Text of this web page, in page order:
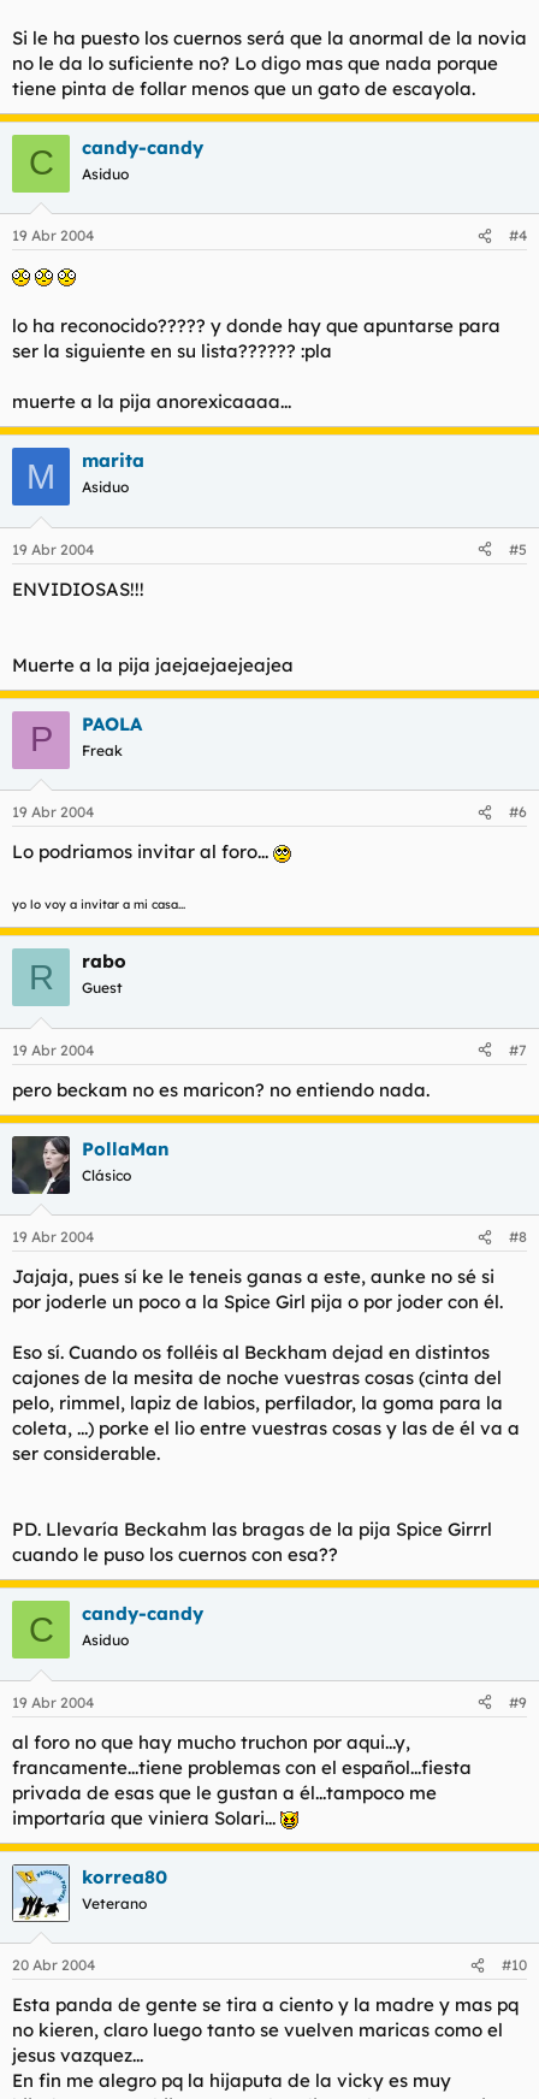
Si le ha puesto los cuernos será que la anormal de la novia
no le da lo suficiente no? Lo digo mas que nada porque
tiene pinta de follar menos que un gato de escayola.
C candy-candy
Asiduo
19 Abr 2004 #4
lo ha reconocido????? y donde hay que apuntarse para
ser la siguiente en su lista?????? :pla
muerte a la pija anorexicaaaa...
M marita
Asiduo
19 Abr 2004 #5
ENVIDIOSAS!!!
Muerte a la pija jaejaejaejeajea
P PAOLA
Freak
19 Abr 2004 #6
Lo podriamos invitar al foro...
yo lo voy a invitar a mi casa...
R rabo
Guest
19 Abr 2004 #7
pero beckam no es maricon? no entiendo nada.
PollaMan
Clásico
19 Abr 2004 #8
Jajaja, pues sí ke le teneis ganas a este, aunke no sé si
por joderle un poco a la Spice Girl pija o por joder con él.
Eso sí. Cuando os folléis al Beckham dejad en distintos
cajones de la mesita de noche vuestras cosas (cinta del
pelo, rimmel, lapiz de labios, perfilador, la goma para la
coleta, ...) porke el lio entre vuestras cosas y las de él va a
ser considerable.
PD. Llevaría Beckahm las bragas de la pija Spice Girrrl
cuando le puso los cuernos con esa??
C candy-candy
Asiduo
19 Abr 2004 #9
al foro no que hay mucho truchon por aqui...y,
francamente...tiene problemas con el español...fiesta
privada de esas que le gustan a él...tampoco me
importaría que viniera Solari...
korrea80
Veterano
20 Abr 2004 #10
Esta panda de gente se tira a ciento y la madre y mas pq
no kieren, claro luego tanto se vuelven maricas como el
jesus vazquez...
En fin me alegro pq la hijaputa de la vicky es muy